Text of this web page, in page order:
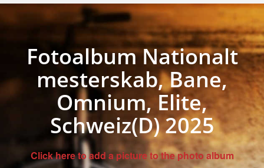
Fotoalbum Nationalt
mesterskab, Bane,
Omnium, Elite,
Schweiz(D) 2025
Click here to add a picture to the photo album